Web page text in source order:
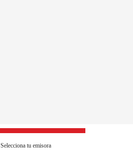
Selecciona tu emisora